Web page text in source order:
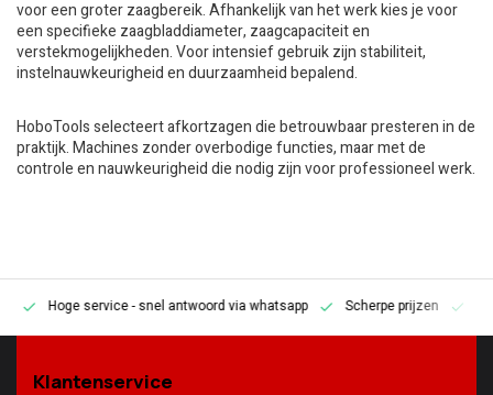
voor een groter zaagbereik. Afhankelijk van het werk kies je voor
een specifieke zaagbladdiameter, zaagcapaciteit en
verstekmogelijkheden. Voor intensief gebruik zijn stabiliteit,
instelnauwkeurigheid en duurzaamheid bepalend.
HoboTools selecteert afkortzagen die betrouwbaar presteren in de
praktijk. Machines zonder overbodige functies, maar met de
controle en nauwkeurigheid die nodig zijn voor professioneel werk.
Hoge service- snel antwoord via whatsapp Scherpe prijzen
Klantenservice